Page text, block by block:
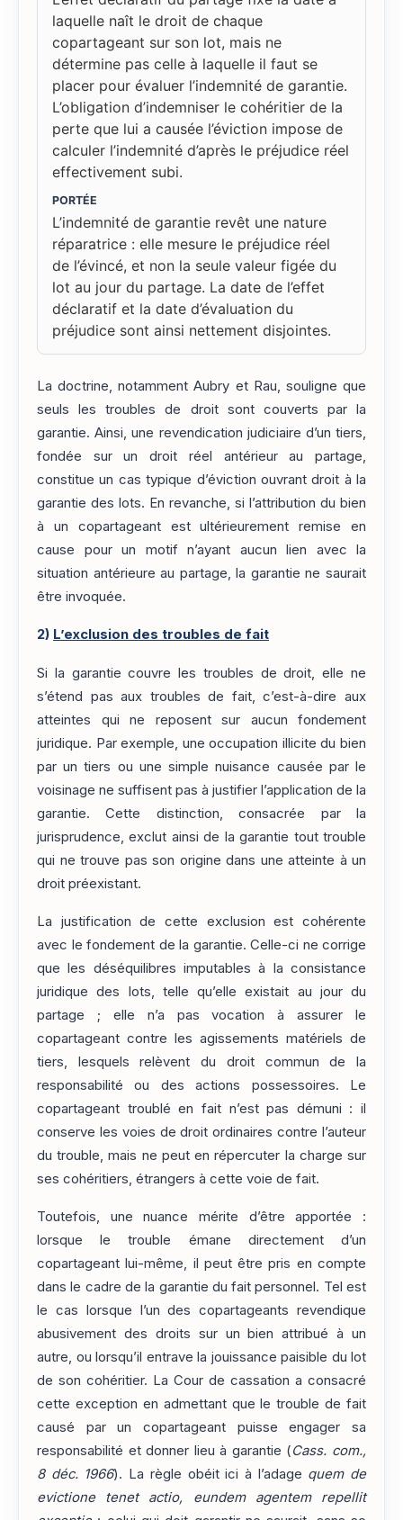
laquelle naît le droit de chaque
copartageant sur son lot, mais ne
détermine pas celle à laquelle il faut se
placer pour évaluer l’indemnité de garantie.
L’obligation d’indemniser le cohéritier de la
perte que lui a causée l’éviction impose de
calculer l’indemnité d’après le préjudice réel
effectivement subi.
PORTÉE
L’indemnité de garantie revêt une nature
réparatrice : elle mesure le préjudice réel
de l’évincé, et non la seule valeur figée du
lot au jour du partage. La date de l’effet
déclaratif et la date d’évaluation du
préjudice sont ainsi nettement disjointes.
La doctrine, notamment Aubry et Rau, souligne que
seuls les troubles de droit sont couverts par la
garantie. Ainsi, une revendication judiciaire d’un tiers,
fondée sur un droit réel antérieur au partage,
constitue un cas typique d’éviction ouvrant droit à la
garantie des lots. En revanche, si l’attribution du bien
à un copartageant est ultérieurement remise en
cause pour un motif n’ayant aucun lien avec la
situation antérieure au partage, la garantie ne saurait
être invoquée.
2) L’exclusion des troubles de fait
Si la garantie couvre les troubles de droit, elle ne
s’étend pas aux troubles de fait, c’est-à-dire aux
atteintes qui ne reposent sur aucun fondement
juridique. Par exemple, une occupation illicite du bien
par un tiers ou une simple nuisance causée par le
voisinage ne suffisent pas à justifier l’application de la
garantie. Cette distinction, consacrée par la
jurisprudence, exclut ainsi de la garantie tout trouble
qui ne trouve pas son origine dans une atteinte à un
droit préexistant.
La justification de cette exclusion est cohérente
avec le fondement de la garantie. Celle-ci ne corrige
que les déséquilibres imputables à la consistance
juridique des lots, telle qu’elle existait au jour du
partage ; elle n’a pas vocation à assurer le
copartageant contre les agissements matériels de
tiers, lesquels relèvent du droit commun de la
responsabilité ou des actions possessoires. Le
copartageant troublé en fait n’est pas démuni : il
conserve les voies de droit ordinaires contre l’auteur
du trouble, mais ne peut en répercuter la charge sur
ses cohéritiers, étrangers à cette voie de fait.
Toutefois, une nuance mérite d’être apportée :
lorsque le trouble émane directement d’un
copartageant lui-même, il peut être pris en compte
dans le cadre de la garantie du fait personnel. Tel est
le cas lorsque l’un des copartageants revendique
abusivement des droits sur un bien attribué à un
autre, ou lorsqu’il entrave la jouissance paisible du lot
de son cohéritier. La Cour de cassation a consacré
cette exception en admettant que le trouble de fait
causé par un copartageant puisse engager sa
responsabilité et donner lieu à garantie (Cass. com.,
8 déc. 1966). La règle obéit ici à l’adage quem de
evictione tenet actio, eundem agentem repellit